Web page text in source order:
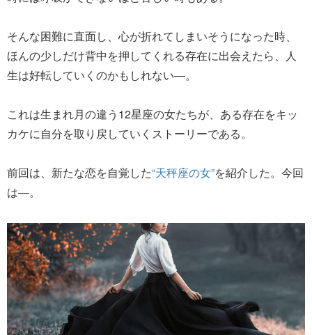
そんな困難に直面し、心が折れてしまいそうになった時、
ほんの少しだけ背中を押してくれる存在に出会えたら、人
生は好転していくのかもしれない—。
これは生まれ月の違う12星座の女たちが、ある存在をキッ
カケに自分を取り戻していくストーリーである。
前回は、新たな恋を自覚した“天秤座の女”を紹介した。今回
は―。